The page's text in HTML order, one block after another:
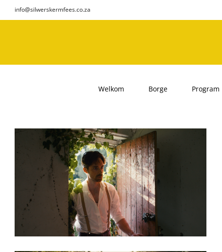
to
info@silwerskermfees.co.za
Welkom Borge Program